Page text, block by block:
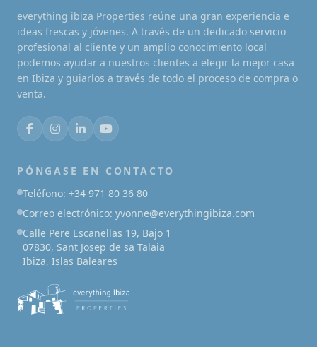
everything ibiza Properties reúne una gran experiencia e
ideas frescas y jóvenes. A través de un dedicado servicio
profesional al cliente y un amplio conocimiento local
podemos ayudar a nuestros clientes a elegir la mejor casa
en Ibiza y guiarlos a través de todo el proceso de compra o
venta.
PÓNGASE EN CONTACTO
Teléfono: +34 971 80 36 80
Correo electrónico: yvonne@everythingibiza.com
Calle Pere Escanellas 19, Bajo 1
07830, Sant Josep de sa Talaia
Ibiza, Islas Baleares